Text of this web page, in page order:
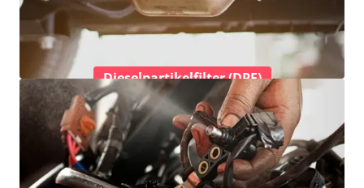
Dieselpartikelfilter (DPF)